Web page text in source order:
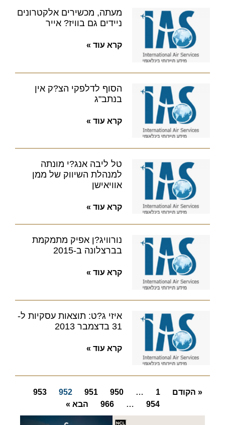
מעתה, מכשירים אלקטרונים
ניידים גם בוויז? אייר
קרא עוד »
הסוף לדלפקי הצ?ק אין
בנתב"ג
קרא עוד »
טל ליבה אנג?י מונתה
למנהלת השיווק של ממן
אוויאישן
קרא עוד »
נורוויג?ן אפיק מתמקמת
בברצלונה ב-2015
קרא עוד »
איזי ג?ט: תוצאות עסקיות ל-
31 בדצמבר 2013
קרא עוד »
« הקודם 1
…
950
951
952
953
954
…
966 הבא »